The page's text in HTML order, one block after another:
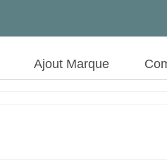
Ajout Marque